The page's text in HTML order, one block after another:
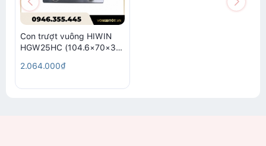
Con trượt vuông HIWIN
HGW25HC (104.6×70×36
2.064.000₫